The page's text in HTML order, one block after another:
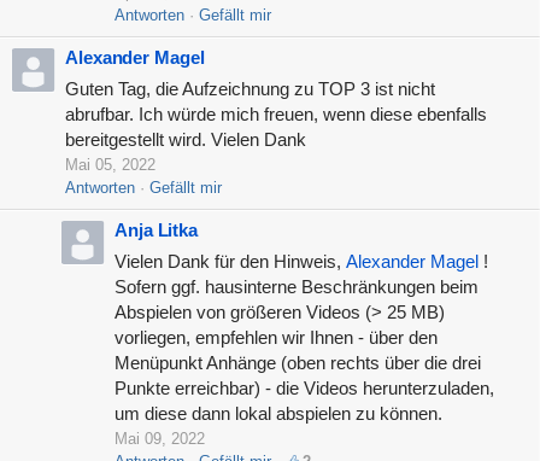
Antworten
Gefällt mir
Alexander Magel
Guten Tag, die Aufzeichnung zu TOP 3 ist nicht
abrufbar. Ich würde mich freuen, wenn diese ebenfalls
bereitgestellt wird. Vielen Dank
Mai 05, 2022
Antworten
Gefällt mir
Anja Litka
Vielen Dank für den Hinweis, Alexander Magel!
Sofern ggf. hausinterne Beschränkungen beim
Abspielen von größeren Videos (> 25 MB)
vorliegen, empfehlen wir Ihnen - über den
Menüpunkt Anhänge (oben rechts über die drei
Punkte erreichbar) - die Videos herunterzuladen,
um diese dann lokal abspielen zu können.
Mai 09, 2022